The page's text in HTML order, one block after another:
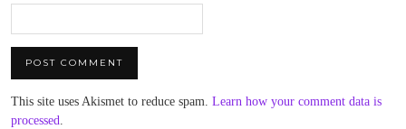
This site uses Akismet to reduce spam. Learn how your comment data is
processed.